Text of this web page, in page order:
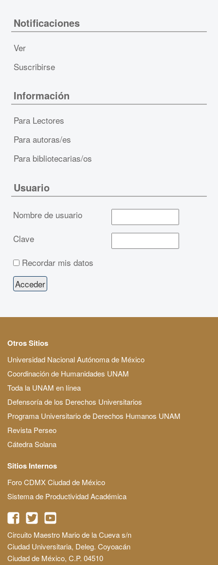
Notificaciones
Ver
Suscribirse
Información
Para Lectores
Para autoras/es
Para bibliotecarias/os
Usuario
Nombre de usuario
Clave
Recordar mis datos
Otros Sitios
Universidad Nacional Autónoma de México
Coordinación de Humanidades UNAM
Toda la UNAM en línea
Defensoría de los Derechos Universitarios
Programa Universitario de Derechos Humanos UNAM
Revista Perseo
Cátedra Solana
Sitios Internos
Foro CDMX Ciudad de México
Sistema de Productividad Académica
Circuito Maestro Mario de la Cueva s/n
Ciudad Universitaria, Deleg. Coyoacán
Ciudad de México, C.P. 04510